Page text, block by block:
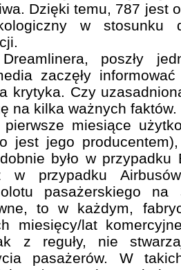
Dzięki temu, 787 jest
w stosunku
poszły
zaczęły
krytyka. Czy
na kilka ważnych faktów.
miesiące
jest jego
było w
przypadku
pasażerskiego
to w każdym,
miesięcy/lat
z reguły, nie
pasażerów. W